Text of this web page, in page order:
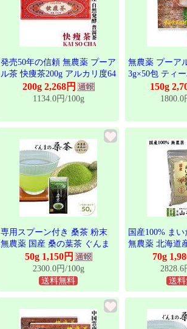
発売50年の信頼 無農薬 プーア
ル茶 快痩茶200g アルカリ度64
東西物産株式会社 群馬県 雲南
黒茶 後発酵茶 プアール茶 プ
アル ぷーあるちゃ 美容茶 健
康茶 お茶 年間限定輸入 発売
40年を超えるロングセラー プ
ーアール茶
200g 2,268円
1134.0円/100g
無農薬 プーア
3g×50包 ティ
リ度64 東西物
県 雲南 黒茶
グ プーアル ぷ
容茶 健康茶
入 発売40年を
ラー プーアー
150g
1800.0
専用スプーン付き 桑茶 粉末
無農薬 国産 桑の葉茶 ぐんま
の桑茶(パウダータイプ) 1袋
(50g) 健康茶 群馬県推奨品
50g 1,150円
2300.0円/100g
送料無料
国産100% ま
無農薬 北海道
産 送料無料 マ
ウダー 舞茸粉
たけ茶 健康食
セット ギフト
の日 父の日
し お祝い 通販
70g
2828.6
送